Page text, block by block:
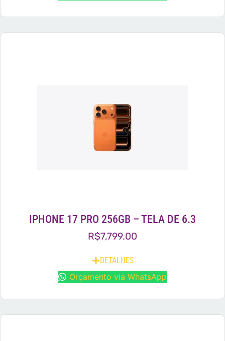
IPHONE 17 PRO 256GB – TELA DE 6.3
R$7,799.00
DETALHES
Orçamento via WhatsApp